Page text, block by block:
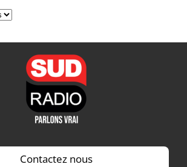
Contactez nous